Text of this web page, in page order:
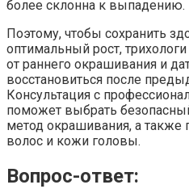
более склонна к выпадению.
Поэтому, чтобы сохранить
оптимальный рост,
от раннего окрашивания и
восстановиться после
Консультация с
поможет выбрать
метод окрашивания, а также
волос и кожи головы.
Вопрос-ответ: